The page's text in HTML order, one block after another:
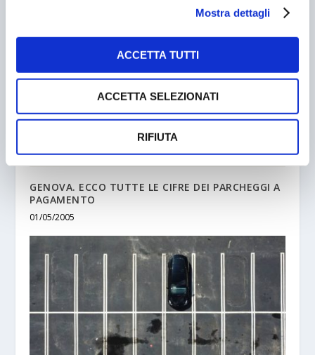
Mostra dettagli
ACCETTA TUTTI
ACCETTA SELEZIONATI
RIFIUTA
GENOVA. ECCO TUTTE LE CIFRE DEI PARCHEGGI A
PAGAMENTO
01/05/2005